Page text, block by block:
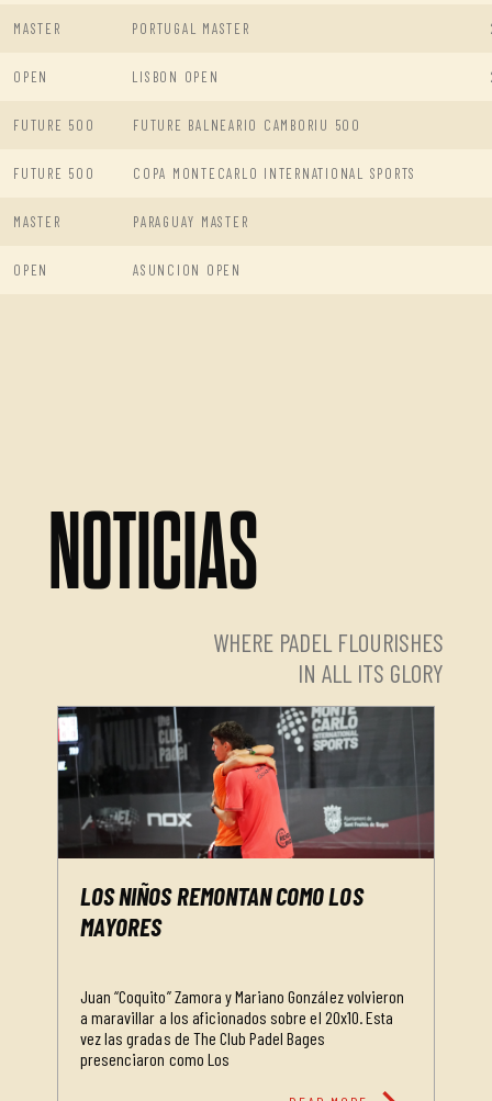
MASTER PORTUGAL MASTER
OPEN LISBON OPEN
FUTURE 500 FUTURE BALNEARIO CAMBORIU 500
FUTURE 500 COPA MONTECARLO INTERNATIONAL SPORTS
MASTER PARAGUAY MASTER
OPEN ASUNCION OPEN
NOTICIAS
WHERE PADEL FLOURISHES
IN ALL ITS GLORY
LOS NIÑOS REMONTAN COMO LOS
MAYORES
Juan “Coquito” Zamora y Mariano González volvieron
a maravillar a los aficionados sobre el 20x10. Esta
vez las gradas de The Club Padel Bages
presenciaron como Los